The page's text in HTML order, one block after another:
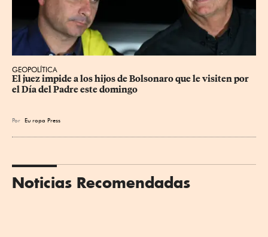
GEOPOLÍTICA
El juez impide a los hijos de Bolsonaro que le visiten por
el Día del Padre este domingo
Por Eu ropa Press
Noticias Recomendadas